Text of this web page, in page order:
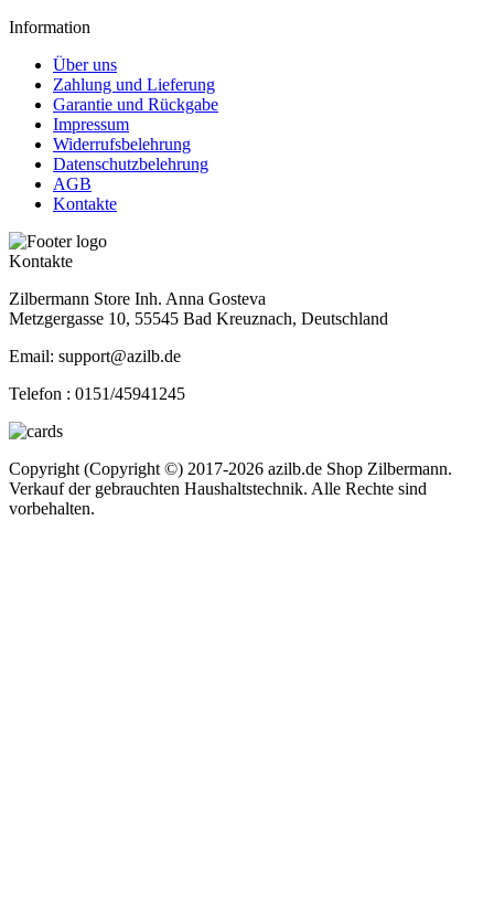
Information
Über uns
Zahlung und Lieferung
Garantie und Rückgabe
Impressum
Widerrufsbelehrung
Datenschutzbelehrung
AGB
Kontakte
Kontakte
Zilbermann Store Inh. Anna Gosteva
Metzgergasse 10, 55545 Bad Kreuznach, Deutschland
Email: support@azilb.de
Telefon : 0151/45941245
Copyright (Copyright ©) 2017-2026 azilb.de Shop Zilbermann.
Verkauf der gebrauchten Haushaltstechnik. Alle Rechte sind
vorbehalten.